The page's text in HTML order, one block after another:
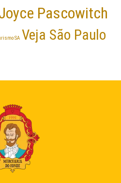
Pascowitch
SA Veja São Paulo